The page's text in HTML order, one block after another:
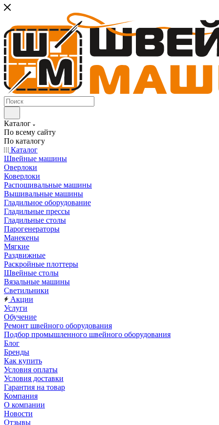
Каталог
По всему сайту
По каталогу
Каталог
Швейные машины
Оверлоки
Коверлоки
Распошивальные машины
Вышивальные машины
Гладильное оборудование
Гладильные прессы
Гладильные столы
Парогенераторы
Манекены
Мягкие
Раздвижные
Раскройные плоттеры
Швейные столы
Вязальные машины
Светильники
Акции
Услуги
Обучение
Ремонт швейного оборудования
Подбор промышленного швейного оборудования
Блог
Бренды
Как купить
Условия оплаты
Условия доставки
Гарантия на товар
Компания
О компании
Новости
Отзывы